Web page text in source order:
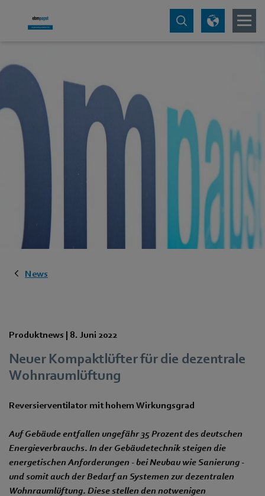
News
Produktnews | 8. Juni 2022
Neuer Kompaktlüfter für die dezentrale
Wohnraumlüftung
Reversierventilator mit hohem Wirkungsgrad
Auf Gebäude entfallen ungefähr 35 Prozent des deutschen
Energieverbrauchs. In der Gebäudetechnik steigen die
energetischen Anforderungen - bei Neubau wie Sanierung -
und somit auch der Bedarf an Systemen zur dezentralen
Wohnraumlüftung. Diese stellen den notwenigen